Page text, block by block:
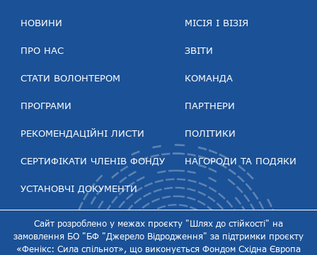
НОВИНИ
ПРО НАС
СТАТИ ВОЛОНТЕРОМ
ПРОГРАМИ
РЕКОМЕНДАЦІЙНІ ЛИСТИ
СЕРТИФІКАТИ ЧЛЕНІВ ФОНДУ
УСТАНОВЧІ ДОКУМЕНТИ
МІСІЯ І ВІЗІЯ
ЗВІТИ
КОМАНДА
ПАРТНЕРИ
ПОЛІТИКИ
НАГОРОДИ ТА ПОДЯКИ
Сайт розроблено у межах проєкту "Шлях до стійкості" на
замовлення БО "БФ "Джерело Відродження" за підтримки проєкту
«Фенікс: Сила спільнот», що виконується Фондом Східна Європа